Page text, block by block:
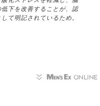
下を改善することが、認
て明記されているため。